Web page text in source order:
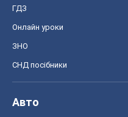
ГДЗ
Онлайн уроки
ЗНО
СНД посібники
Авто